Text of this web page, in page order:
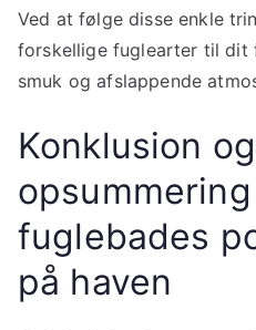
Ved at følge disse enkle
forskellige fuglearter til dit
smuk og afslappende
Konklusion og
fuglebades
på haven